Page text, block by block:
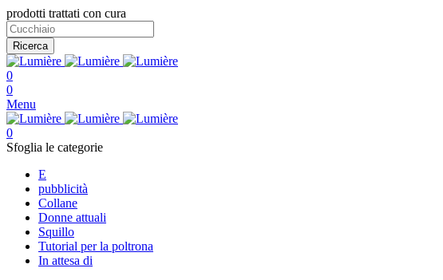
prodotti trattati con cura
Ricerca
0
0
Menu
0
Sfoglia le categorie
E
pubblicità
Collane
Donne attuali
Squillo
Tutorial per la poltrona
In attesa di